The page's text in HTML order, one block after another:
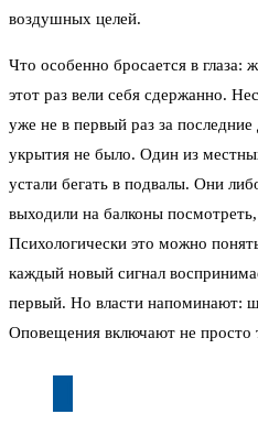
воздушных целей.
Что особенно бросается в глаза:
этот раз вели себя сдержанно.
уже не в первый раз за
укрытия не было. Один из
устали бегать в подвалы. Они
выходили на балконы
Психологически это можно
каждый новый сигнал
первый. Но власти напоминают:
Оповещения включают не просто